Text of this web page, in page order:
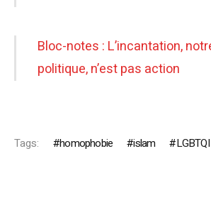
Bloc-notes : L’incantation,
politique, n’est pas action
Tags: homophobie islam LGBTQI